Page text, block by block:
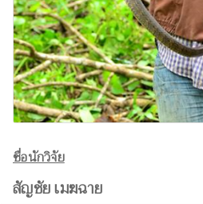
ชื่อนักวิจัย
สัญชัย เมฆฉาย